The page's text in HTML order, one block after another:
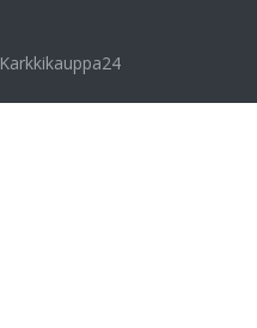
Karkkikauppa24